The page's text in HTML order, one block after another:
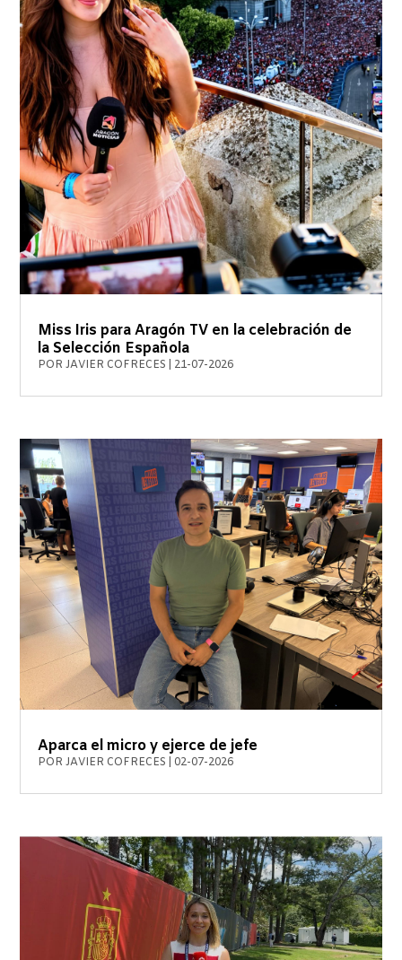
Miss Iris para Aragón TV en la celebración de
la Selección Española
PORJAVIER COFRECES 21-07-2026
Aparca el micro y ejerce de jefe
PORJAVIER COFRECES 02-07-2026